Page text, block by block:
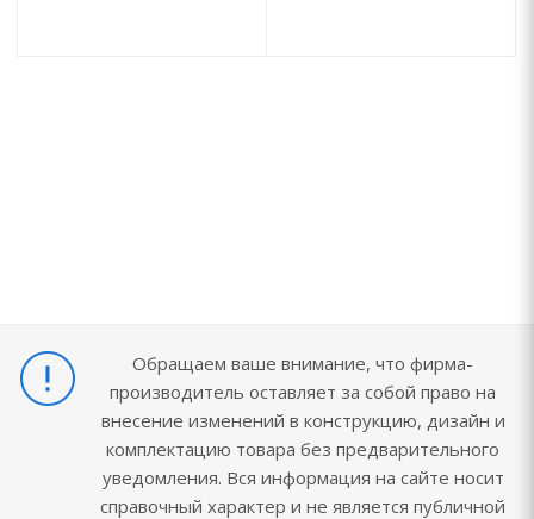
Обращаем ваше внимание, что фирма-
производитель оставляет за собой право на
внесение изменений в конструкцию, дизайн и
комплектацию товара без предварительного
уведомления. Вся информация на сайте носит
справочный характер и не является публичной